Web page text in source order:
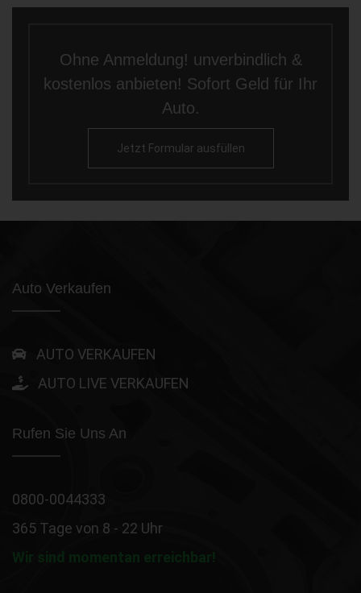
Ohne Anmeldung! unverbindlich &
kostenlos anbieten! Sofort Geld für Ihr
Auto.
Jetzt Formular ausfüllen
Auto Verkaufen
AUTO VERKAUFEN
AUTO LIVE VERKAUFEN
Rufen Sie Uns An
0800-0044333
365 Tage von 8 - 22 Uhr
Wir sind momentan erreichbar!